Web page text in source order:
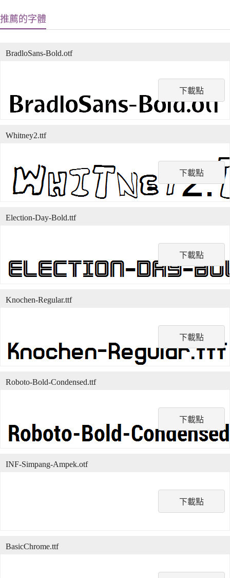
推薦的字體
下載點
BradloSans-Bold.otf
下載點
Whitney2.ttf
下載點
Election-Day-Bold.ttf
下載點
Knochen-Regular.ttf
下載點
Roboto-Bold-Condensed.ttf
下載點
INF-Simpang-Ampek.otf
BasicChrome.ttf